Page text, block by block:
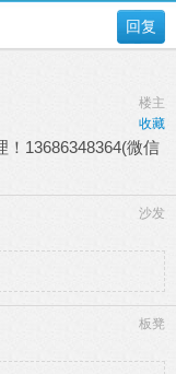
回复
楼主
收藏
13686348364(微信
沙发
板凳